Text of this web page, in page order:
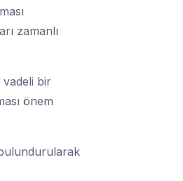
zamanlı
vadeli bir
önem